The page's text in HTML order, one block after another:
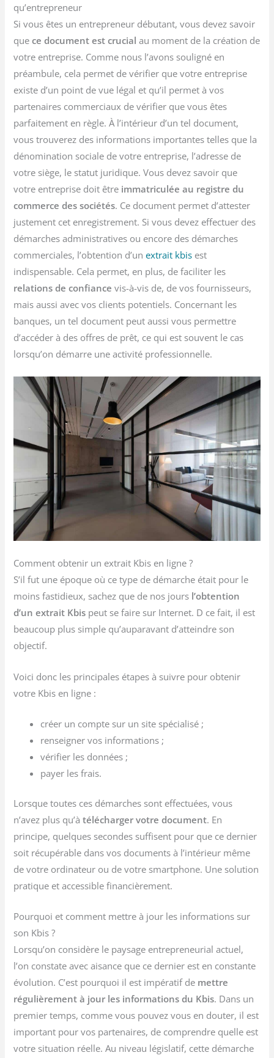
qu’entrepreneur
Si vous êtes un entrepreneur débutant, vous devez savoir
quece document est crucial au moment de la création de
votre entreprise. Comme nous l’avons souligné en
préambule, cela permet de vérifier que votre entreprise
existe d’un point de vue légal et qu’il permet à vos
partenaires commerciaux de vérifier que vous êtes
parfaitement en règle. À l’intérieur d’un tel document,
vous trouverez des informations importantes telles que la
dénomination sociale de votre entreprise, l’adresse de
votre siège, le statut juridique. Vous devez savoir que
votre entreprise doit être immatriculée au registre du
commerce des sociétés. Ce document permet d’attester
justement cet enregistrement. Si vous devez effectuer des
démarches administratives ou encore des démarches
commerciales, l’obtention d’unextrait kbis est
indispensable. Cela permet, en plus, de faciliter les
relations de confiance vis-à-vis de, de vos fournisseurs,
mais aussi avec vos clients potentiels. Concernant les
banques, un tel document peut aussi vous permettre
d’accéder à des offres de prêt, ce qui est souvent le cas
lorsqu’on démarre une activité professionnelle.
Comment obtenir un extrait Kbis en ligne ?
S’il fut une époque où ce type de démarche était pour le
moins fastidieux, sachez que de nos jours l’obtention
d’un extrait Kbis peut se faire sur Internet. D ce fait, il est
beaucoup plus simple qu’auparavant d’atteindre son
objectif.
Voici donc les principales étapes à suivre pour obtenir
votre Kbis en ligne :
créer un compte sur un site spécialisé ;
renseigner vos informations ;
vérifier les données ;
payer les frais.
Lorsque toutes ces démarches sont effectuées, vous
n’avez plus qu’àtélécharger votre document. En
principe, quelques secondes suffisent pour que ce dernier
soit récupérable dans vos documents à l’intérieur même
de votre ordinateur ou de votre smartphone. Une solution
pratique et accessible financièrement.
Pourquoi et comment mettre à jour les informations sur
son Kbis ?
Lorsqu’on considère le paysage entrepreneurial actuel,
l’on constate avec aisance que ce dernier est en constante
évolution. C’est pourquoi il est impératif de mettre
régulièrement à jour les informations du Kbis. Dans un
premier temps, comme vous pouvez vous en douter, il est
important pour vos partenaires, de comprendre quelle est
votre situation réelle. Au niveau législatif, cette démarche